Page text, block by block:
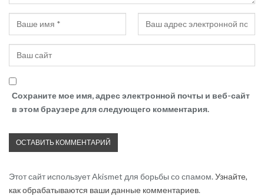
Сохраните мое имя, адрес электронной почты и веб-сайт
в этом браузере для следующего комментария.
Этот сайт использует Akismet для борьбы со спамом. Узнайте,
как обрабатываются ваши данные комментариев.